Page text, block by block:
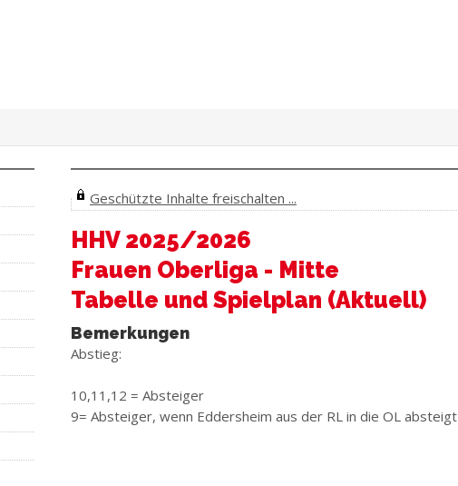
Geschützte Inhalte freischalten ...
HHV 2025/2026
Frauen Oberliga - Mitte
Tabelle und Spielplan (Aktuell)
Bemerkungen
Abstieg:
10,11,12 = Absteiger
9= Absteiger, wenn Eddersheim aus der RL in die OL absteigt